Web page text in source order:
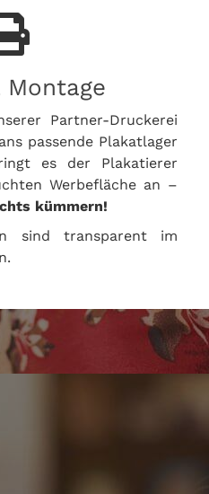
Montage
Partner-Druckerei
passende Plakatlager
es der Plakatierer
Werbefläche an –
kümmern!
sind transparent im